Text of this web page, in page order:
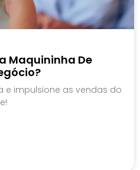
Maquininha De
e impulsione as vendas do